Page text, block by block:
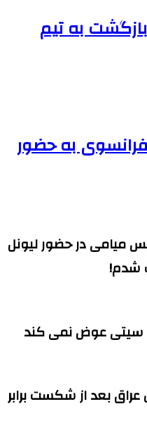
به تیم
۱۹ ساله فرانسوی به حضور
میامی در حضور لیونل
شدم!
سیتی عوض نمی کند
بعد از شکست برابر